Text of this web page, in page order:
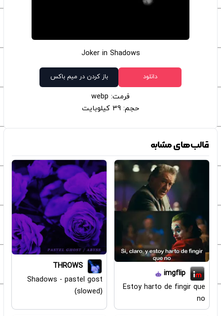
Joker in Shadows
دانلود باز کردن در میم باکس
فرمت: webp
حجم: 39 کیلوبایت
قالب‌های مشابه
imgflip
Estoy harto de fingir que
no
THROWS
Shadows - pastel gost
(slowed)